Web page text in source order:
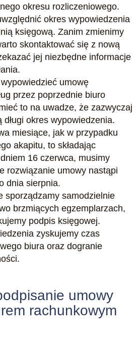
okresu rozliczeniowego.
okres wypowiedzenia
księgową. Zanim zmienimy
skontaktować się z nową
jej niezbędne informacje
umowę
przez poprzednie biuro
to na uwadze, że zazwyczaj
okres wypowiedzenia.
miesiące, jak w przypadku
akapitu, to składając
16 czerwca, musimy
rozwiązanie umowy nastąpi
dnia sierpnia.
sporządzamy samodzielnie
brzmiących egzemplarzach,
podpis księgowej.
zyskujemy czas
biura oraz dogranie
umowy
rachunkowym